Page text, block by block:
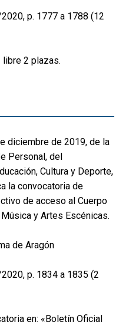
p. 1777 a 1788 (12
libre 2 plazas.
diciembre de 2019, de la
Personal, del
Cultura y Deporte,
la convocatoria de
de acceso al Cuerpo
y Artes Escénicas.
de Aragón
p. 1834 a 1835 (2
en: «Boletín Oficial